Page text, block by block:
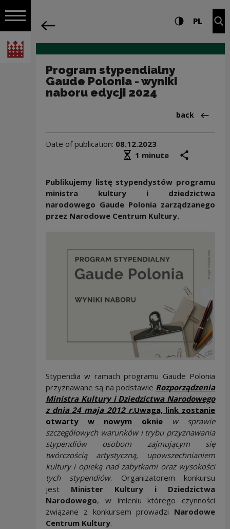
Open navigation
National Centre for Culture Poland
Navigation Settings and search
High contrast
PL
Program stypendialny
Gaude Polonia - wyniki
naboru edycji 2024
Back
back
Date of publication: 08.12.2023
Średni czas czytania
1 minute
Publikujemy listę stypendystów programu
ministra kultury i dziedzictwa
narodowego Gaude Polonia zarządzanego
przez Narodowe Centrum Kultury.
Stypendia w ramach programu Gaude Polonia
przyznawane są na podstawie Rozporządzenia
Ministra Kultury i Dziedzictwa Narodowego
z dnia 24 maja 2012 r.Uwaga, link zostanie
otwarty w nowym oknieNote, the link
w sprawie
szczegółowych warunków i trybu przyznawania
stypendiów osobom zajmującym się
twórczością artystyczną, upowszechnianiem
kultury i opieką nad zabytkami oraz wysokości
tych stypendiów. Organizatorem konkursu
jest Minister Kultury i Dziedzictwa
Narodowego, w imieniu którego czynności
związane z konkursem prowadzi Narodowe
Centrum Kultury.